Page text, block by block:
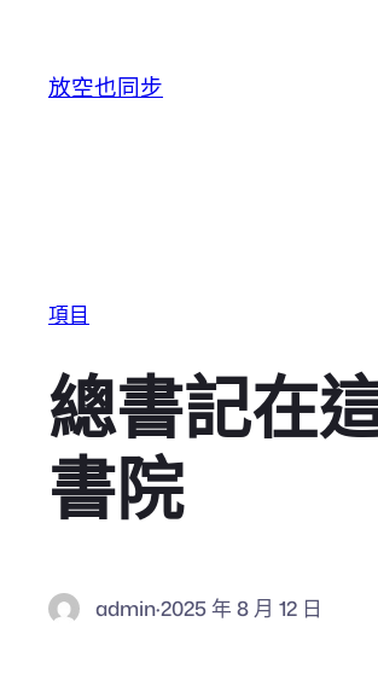
放空也同步
項目
總書記在
書院
admin·2025 年 8 月 12 日